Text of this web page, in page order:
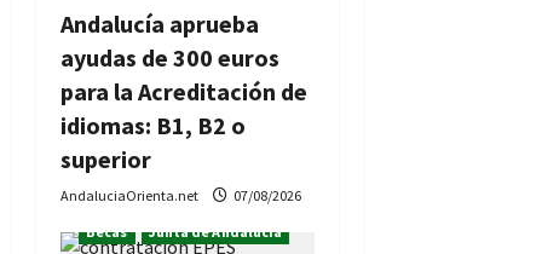
e
e
n
t
r
Andalucía aprueba
ayudas de 300 euros
para la Acreditación de
idiomas: B1, B2 o
superior
AndaluciaOrienta.net
07/08/2026
Becas
Junta de Andalucía